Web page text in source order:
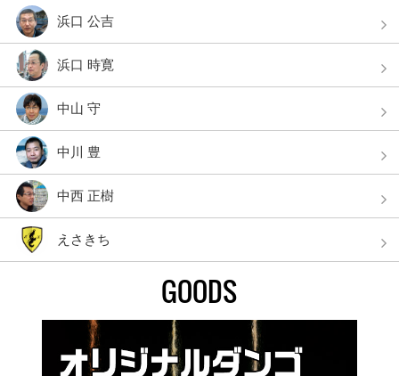
浜口 公吉
浜口 時寛
中山 守
中川 豊
中西 正樹
えさきち
GOODS